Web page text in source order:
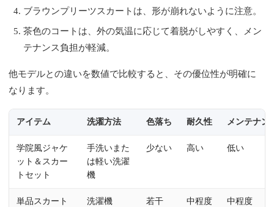
ブラウンプリーツスカートは、形が崩れないように注意。
茶色のコートは、外の気温に応じて着脱がしやすく、メン
テナンス負担が軽減。
他モデルとの違いを数値で比較すると、その優位性が明確に
なります。
アイテム 洗濯方法 色落ち 耐久性 メンテナン
学院風ジャケ
ット＆スカー
トセット
手洗いまた
は軽い洗濯
機
少ない 高い 低い
単品スカート 洗濯機 若干 中程度 中程度